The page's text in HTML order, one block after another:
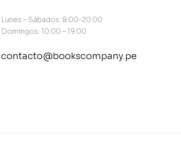
Lunes – Sábados: 8:00-20:00
Domingos: 10:00 – 19:00
contacto@bookscompany.pe